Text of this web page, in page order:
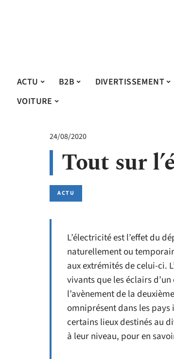
ACTU B2B DIVERTISSEMENT
VOITURE
24/08/2020
Tout sur
ACTU
L’électricité est l’effet du
naturellement ou
aux extrémités de celui-ci.
vivants que les éclairs
l’avènement de la
omniprésent dans les
certains lieux destinés au
à leur niveau, pour en